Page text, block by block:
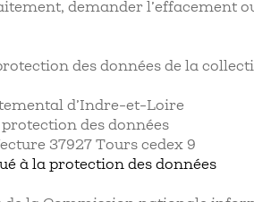
demander l’effacement
des données de la
d’Indre-et-Loire
des données
37927 Tours cedex 9
à la protection des données